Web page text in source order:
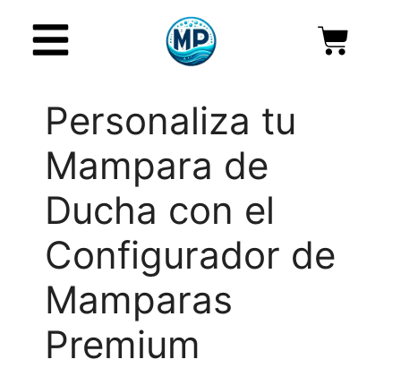
Personaliza tu
Mampara de
Ducha con el
Configurador de
Mamparas
Premium